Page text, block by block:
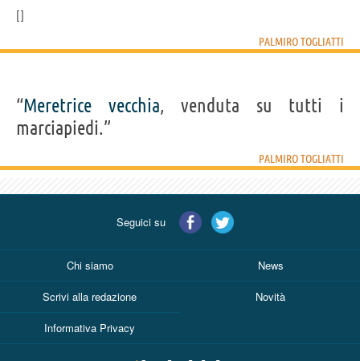
PALMIRO TOGLIATTI
“Meretrice vecchia, venduta su tutti i
marciapiedi.”
PALMIRO TOGLIATTI
Seguici su
Chi siamo News
Scrivi alla redazione Novità
Informativa Privacy